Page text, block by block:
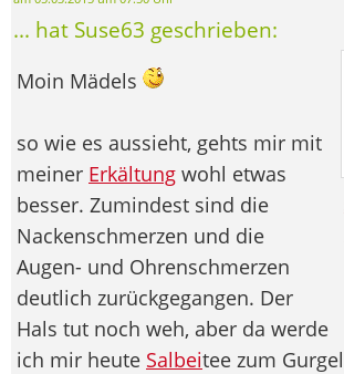
... hat Suse63 geschrieben:
Moin Mädels
so wie es aussieht, gehts mir mit
meiner Erkältung wohl etwas
besser. Zumindest sind die
Nackenschmerzen und die
Augen- und Ohrenschmerzen
deutlich zurückgegangen. Der
Hals tut noch weh, aber da werde
ich mir heute Salbeitee zum